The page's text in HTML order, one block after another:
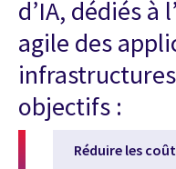
d’IA, dédiés
agile des
objectifs :
Réduire les